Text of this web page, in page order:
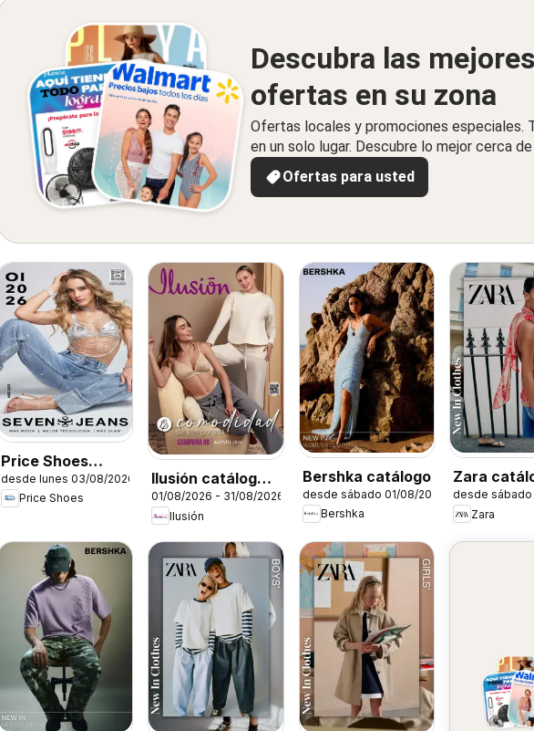
Descubra las mejores
ofertas en su zona
Ofertas locales y promociones especiales.
en un solo lugar. Descubre lo mejor cerca
Ofertas para usted
Price Shoes
catálogo Seven
Jeans
desde lunes 03/08/2026
Price Shoes
Ilusión catálogo
Otoño
01/08/2026 - 31/08/2026
Ilusión
Bershka catálogo
desde sábado 01/08/2026
Bershka
Zara
Verano
desde sábado
Zara